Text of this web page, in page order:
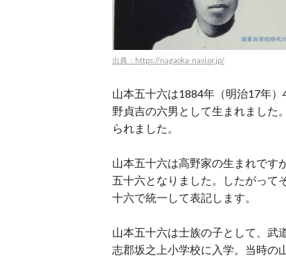
出典：https://nagaoka-navi.or.jp/
山本五十六は1884年（明治17年
野貞吉の六男として生まれました
られました。
山本五十六は高野家の生まれです
五十六となりました。したがって
十六で統一して表記します。
山本五十六は士族の子として、武
志郡坂之上小学校に入学。当時の